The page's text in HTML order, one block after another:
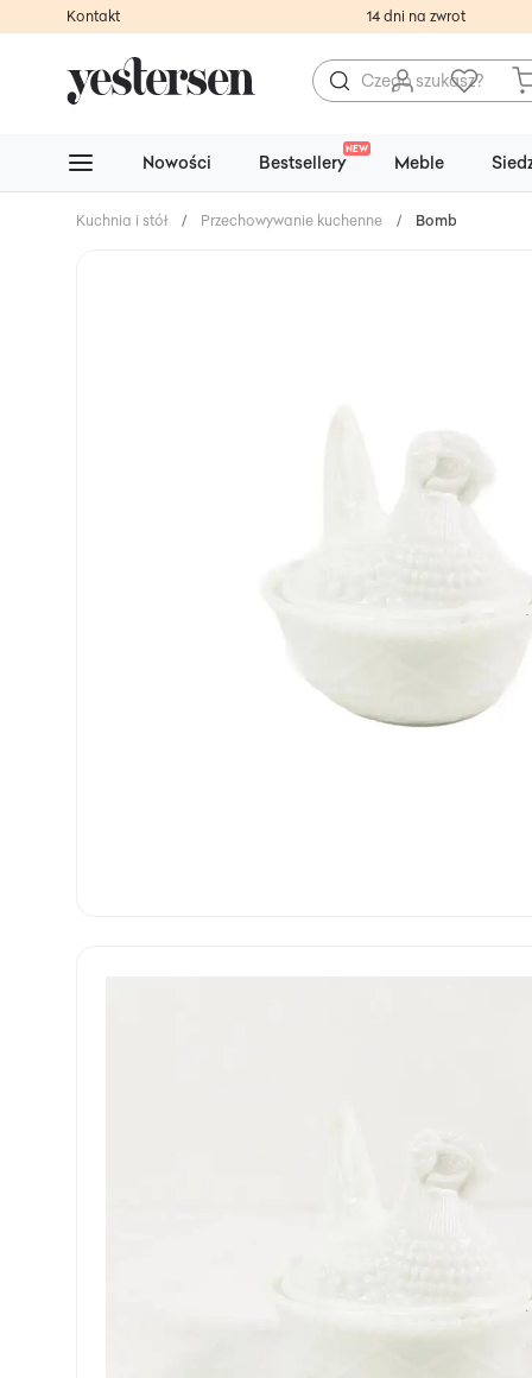
Kontakt 14 dni na zwrot
Nowości Bestsellery
NEW
Meble
Kuchnia i stół / Przechowywanie kuchenne / Bomboniery